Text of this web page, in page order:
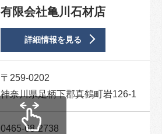
有限会社亀川石材店
詳細情報を見る
〒259-0202
神奈川県足柄下郡真鶴町岩126-1
0465-68-2738